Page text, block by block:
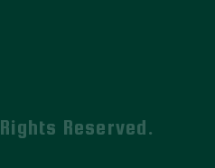
Reserved.